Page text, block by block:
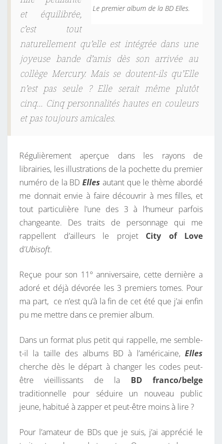
Le premier album de la BD Elles.
et équilibrée,
c’est tout
naturellement qu’elle est intégrée dans une
joyeuse bande d’amis dès son arrivée au
collège Mercury. Mais se doutent-ils qu’Elle
n’est pas seule ? Elle serait même plutôt
cinq… Cinq personnalités hautes en couleurs
et pas toujours amicales.
Régulièrement aperçue dans les rayons de
librairies, les illustrations de la pochette du premier
numéro de la BDElles autant que le thème abordé
me donnait envie à faire découvrir à mes filles, et
tout particulière l’une des 3 à l’humeur parfois
changeante. Des traits de personnage qui me
rappellent d’ailleurs le projet City of Love
d’Ubisoft.
Reçue pour son 11° anniversaire, cette dernière a
adoré et déjà dévorée les 3 premiers tomes. Pour
ma part, ce n’est qu’à la fin de cet été que j’ai enfin
pu me mettre dans ce premier album.
Dans un format plus petit qui rappelle, me semble-
t-il la taille des albums BD à l’américaine, Elles
cherche dès le départ à changer les codes peut-
être vieillissants de la BD franco/belge
traditionnelle pour séduire un nouveau public
jeune, habitué à zapper et peut-être moins à lire ?
Pour l’amateur de BDs que je suis, j’ai apprécié le